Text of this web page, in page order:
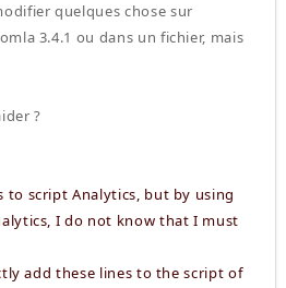
quelques chose sur
3.4.1 ou dans un fichier, mais
?
to script Analytics, but by using
I do not know that I must
add these lines to the script of